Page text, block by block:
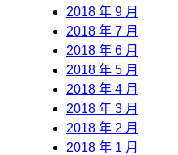
2018 年 9 月
2018 年 7 月
2018 年 6 月
2018 年 5 月
2018 年 4 月
2018 年 3 月
2018 年 2 月
2018 年 1 月